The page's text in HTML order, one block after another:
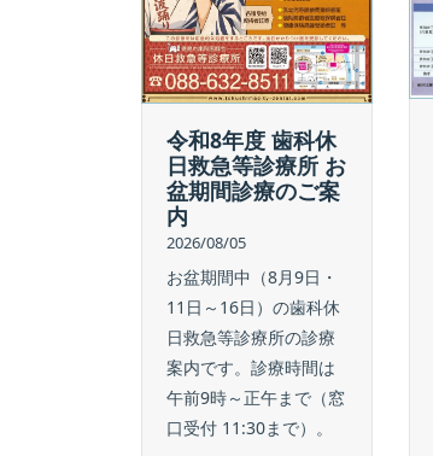
令和8年度 歯科休
日救急等診療所 お
盆期間診療のご案
内
2026/08/05
お盆期間中（8月9日・
11日～16日）の歯科休
日救急等診療所の診療
案内です。診療時間は
午前9時～正午まで（窓
口受付 11:30まで）。